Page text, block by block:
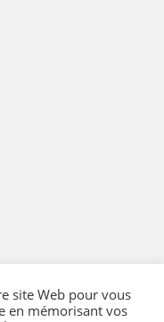
site Web pour vous
en mémorisant vos